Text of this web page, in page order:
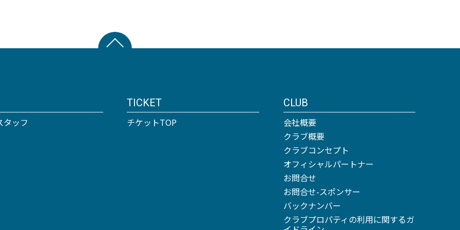
タッフ
TICKET
チケットTOP
CLUB
会社概要
クラブ概要
クラブコンセプト
オフィシャルパートナー
お問合せ
お問合せ-スポンサー
バックナンバー
クラブプロパティの利用に関するガ